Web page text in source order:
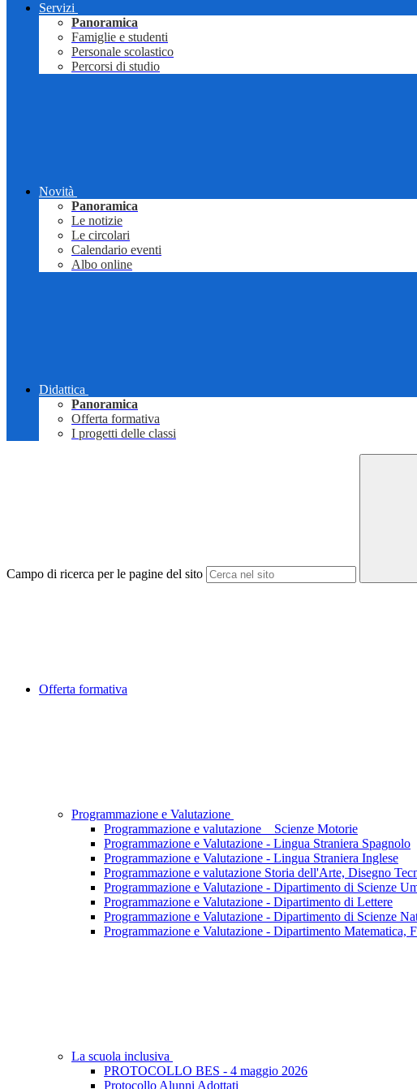
Servizi
Panoramica
Famiglie e studenti
Personale scolastico
Percorsi di studio
Novità
Panoramica
Le notizie
Le circolari
Calendario eventi
Albo online
Didattica
Panoramica
Offerta formativa
I progetti delle classi
Campo di ricerca per le pagine del sito
Offerta formativa
Programmazione e Valutazione
Programmazione e valutazione _ Scienze Motorie
Programmazione e Valutazione - Lingua Straniera Spagnolo
Programmazione e Valutazione - Lingua Straniera Inglese
Programmazione e valutazione Storia dell'Arte, Disegno
Programmazione e Valutazione - Dipartimento di Scienze
Programmazione e Valutazione - Dipartimento di Lettere
Programmazione e Valutazione - Dipartimento di Scienze
Programmazione e Valutazione - Dipartimento Matematica,
La scuola inclusiva
PROTOCOLLO BES - 4 maggio 2026
Protocollo Alunni Adottati